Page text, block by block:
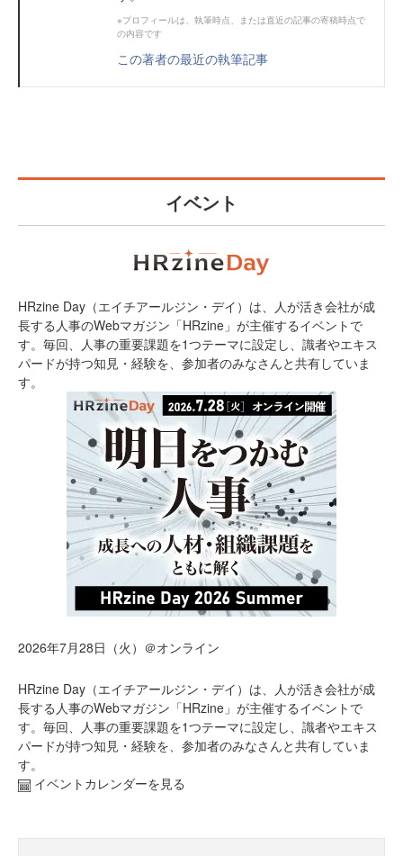
※プロフィールは、執筆時点、または直近の記事の寄稿時点で
の内容です
この著者の最近の執筆記事
イベント
HRzine Day（エイチアールジン・デイ）は、人が活き会社が成
長する人事のWebマガジン「HRzine」が主催するイベントで
す。毎回、人事の重要課題を1つテーマに設定し、識者やエキス
パードが持つ知見・経験を、参加者のみなさんと共有していま
す。
2026年7月28日（火）＠オンライン
HRzine Day（エイチアールジン・デイ）は、人が活き会社が成
長する人事のWebマガジン「HRzine」が主催するイベントで
す。毎回、人事の重要課題を1つテーマに設定し、識者やエキス
パードが持つ知見・経験を、参加者のみなさんと共有していま
す。
イベントカレンダーを見る